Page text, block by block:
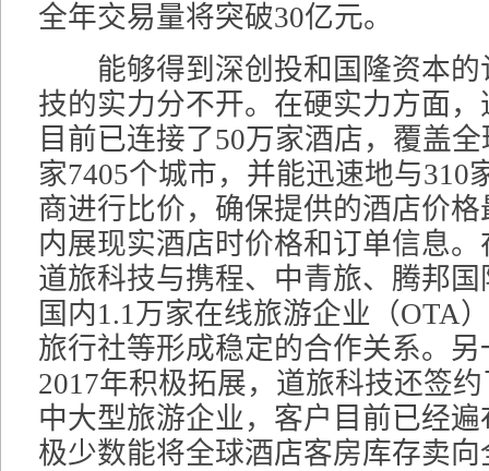
全年交易量将突破30亿元。
能够得到深创投和国隆资本的
技的实力分不开。在硬实力方面
目前已连接了50万家酒店，覆盖
家7405个城市，并能迅速地与310
商进行比价，确保提供的酒店价
内展现实酒店时价格和订单信息
道旅科技与携程、中青旅、腾邦
国内1.1万家在线旅游企业（OTA
旅行社等形成稳定的合作关系。
2017年积极拓展，道旅科技还签
中大型旅游企业，客户目前已经
极少数能将全球酒店客房库存卖